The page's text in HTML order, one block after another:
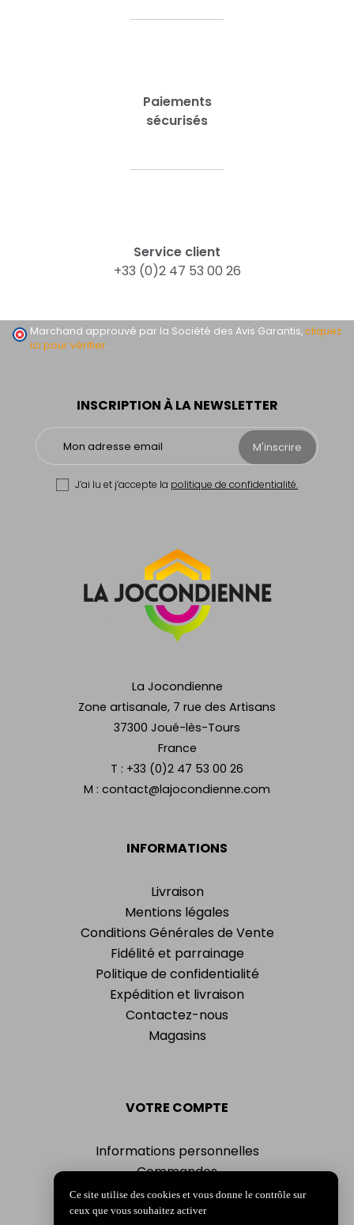
Paiements
sécurisés
Service client
+33 (0)2 47 53 00 26
INFORMATIONS
Livraison
Mentions légales
Conditions Générales de Vente
Fidélité et parrainage
Politique de confidentialité
Expédition et livraison
Contactez-nous
Magasins
VOTRE COMPTE
Informations personnelles
Commandes
Adresses
Bons de réduction
La Jocondienne
Zone artisanale, 7 rue des Artisans
37300 Joué-lès-Tours
France
T : +33 (0)2 47 53 00 26
M : contact@lajocondienne.com
INSCRIPTION À LA NEWSLETTER
M'inscrire
J’ai lu et j’accepte la politique de confidentialité.
Marchand approuvé par la Société des Avis Garantis,cliquez
ici pour vérifier.
Ce site utilise des cookies et vous donne le contrôle sur
ceux que vous souhaitez activer